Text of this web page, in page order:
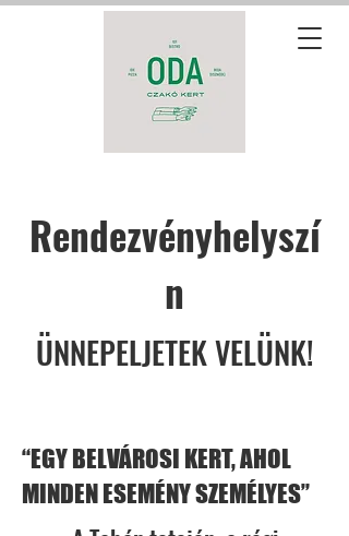
Rendezvényhelyszí
n
ÜNNEPELJETEK VELÜNK!
“EGY BELVÁROSI KERT, AHOL
MINDEN ESEMÉNY SZEMÉLYES”